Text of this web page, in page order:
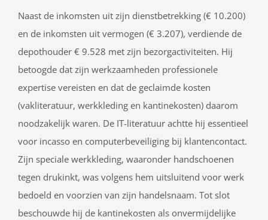
Naast de inkomsten uit zijn dienstbetrekking (€ 10.200)
en de inkomsten uit vermogen (€ 3.207), verdiende de
depothouder € 9.528 met zijn bezorgactiviteiten. Hij
betoogde dat zijn werkzaamheden professionele
expertise vereisten en dat de geclaimde kosten
(vakliteratuur, werkkleding en kantinekosten) daarom
noodzakelijk waren. De IT-literatuur achtte hij essentieel
voor incasso en computerbeveiliging bij klantencontact.
Zijn speciale werkkleding, waaronder handschoenen
tegen drukinkt, was volgens hem uitsluitend voor werk
bedoeld en voorzien van zijn handelsnaam. Tot slot
beschouwde hij de kantinekosten als onvermijdelijke